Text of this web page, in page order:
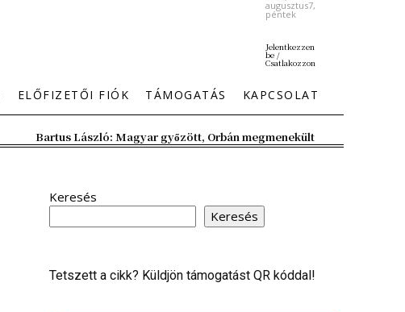
augusztus7,
péntek
Jelentkezzen
be /
Csatlakozzon
ELŐFIZETŐI FIÓK TÁMOGATÁS KAPCSOLAT
Bartus László: Magyar győzött, Orbán megmenekült
Keresés
Keresés
Tetszett a cikk? Küldjön támogatást QR kóddal!